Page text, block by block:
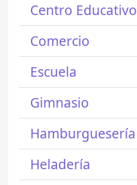
Centro Educativo
Comercio
Escuela
Gimnasio
Hamburguesería
Heladería